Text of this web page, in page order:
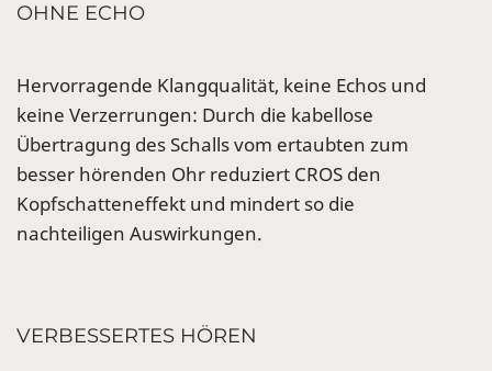
OHNE ECHO
Hervorragende Klangqualität, keine Echos und
keine Verzerrungen: Durch die kabellose
Übertragung des Schalls vom ertaubten zum
besser hörenden Ohr reduziert CROS den
Kopfschatteneffekt und mindert so die
nachteiligen Auswirkungen.
VERBESSERTES HÖREN